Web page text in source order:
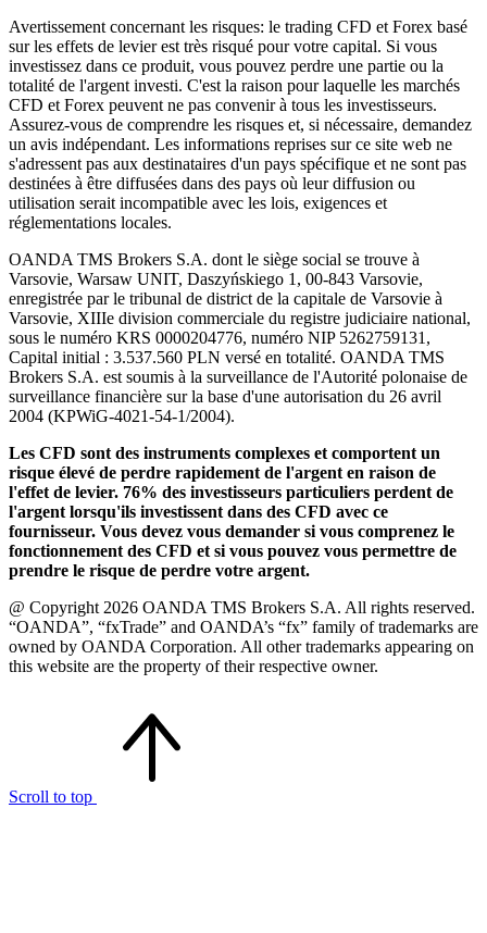
Avertissement concernant les risques: le trading CFD et Forex basé
sur les effets de levier est très risqué pour votre capital. Si vous
investissez dans ce produit, vous pouvez perdre une partie ou la
totalité de l'argent investi. C'est la raison pour laquelle les marchés
CFD et Forex peuvent ne pas convenir à tous les investisseurs.
Assurez-vous de comprendre les risques et, si nécessaire, demandez
un avis indépendant. Les informations reprises sur ce site web ne
s'adressent pas aux destinataires d'un pays spécifique et ne sont pas
destinées à être diffusées dans des pays où leur diffusion ou
utilisation serait incompatible avec les lois, exigences et
réglementations locales.
OANDA TMS Brokers S.A. dont le siège social se trouve à
Varsovie, Warsaw UNIT, Daszyńskiego 1, 00-843 Varsovie,
enregistrée par le tribunal de district de la capitale de Varsovie à
Varsovie, XIIIe division commerciale du registre judiciaire national,
sous le numéro KRS 0000204776, numéro NIP 5262759131,
Capital initial : 3.537.560 PLN versé en totalité. OANDA TMS
Brokers S.A. est soumis à la surveillance de l'Autorité polonaise de
surveillance financière sur la base d'une autorisation du 26 avril
2004 (KPWiG-4021-54-1/2004).
Les CFD sont des instruments complexes et comportent un
risque élevé de perdre rapidement de l'argent en raison de
l'effet de levier. 76% des investisseurs particuliers perdent de
l'argent lorsqu'ils investissent dans des CFD avec ce
fournisseur. Vous devez vous demander si vous comprenez le
fonctionnement des CFD et si vous pouvez vous permettre de
prendre le risque de perdre votre argent.
@ Copyright 2026 OANDA TMS Brokers S.A. All rights reserved.
“OANDA”, “fxTrade” and OANDA’s “fx” family of trademarks are
owned by OANDA Corporation. All other trademarks appearing on
this website are the property of their respective owner.
Scroll to top